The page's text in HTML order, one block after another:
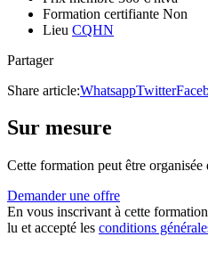
Formation certifiante Non
Lieu CQHN
Partager
Share article:WhatsappTwitter
Sur mesure
Cette formation peut être organisée
Demander une offre
En vous inscrivant à cette
lu et accepté les conditions